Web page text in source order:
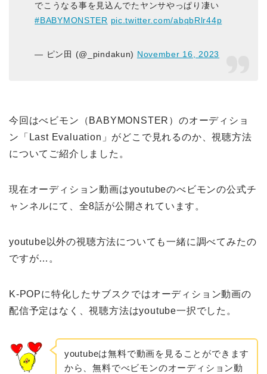
でこうなる事を見込んでたヤンサやっぱり凄い
#BABYMONSTER pic.twitter.com/abqbRlr44p
— ピン田 (@_pindakun) November 16, 2023
今回はべビモン（BABYMONSTER）のオーディショ
ン「Last Evaluation」がどこで見れるのか、視聴方法
についてご紹介しました。
現在オーディション動画はyoutubeのべビモンの公式チ
ャンネルにて、全8話が公開されています。
youtube以外の視聴方法についても一緒に調べてみたの
ですが…。
K-POPに特化したサブスクではオーディション動画の
配信予定はなく、視聴方法はyoutube一択でした。
youtubeは無料で動画を見ることができます
から、無料でべビモンのオーディション動